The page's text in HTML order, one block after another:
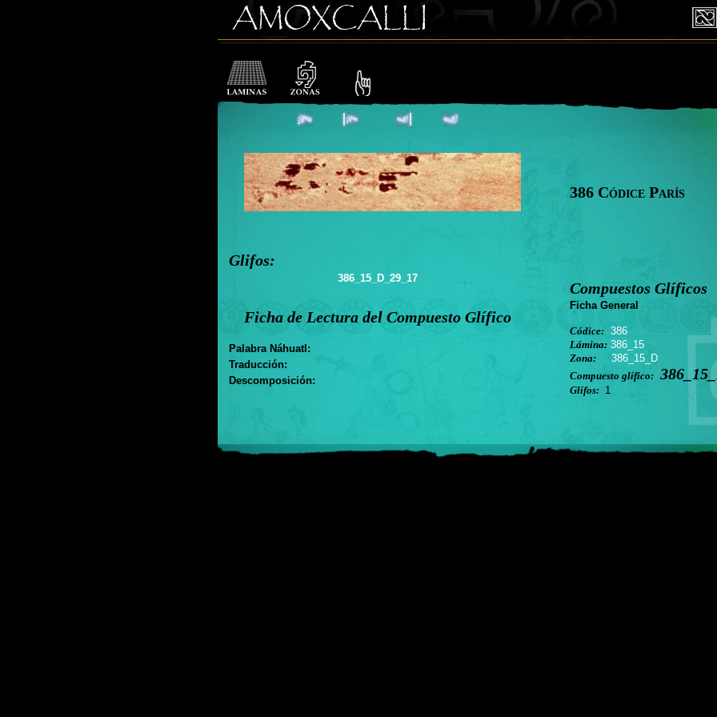
Glifos:
386_15_D_29_17
Ficha de Lectura del Compuesto Glífico
Palabra Náhuatl:
Traducción:
Descomposición:
386 Códice París
Compuestos Glíficos
Ficha General
Códice: 386
Lámina: 386_15
Zona:
386_15_D
Compuesto glífico:
Glífos: 1